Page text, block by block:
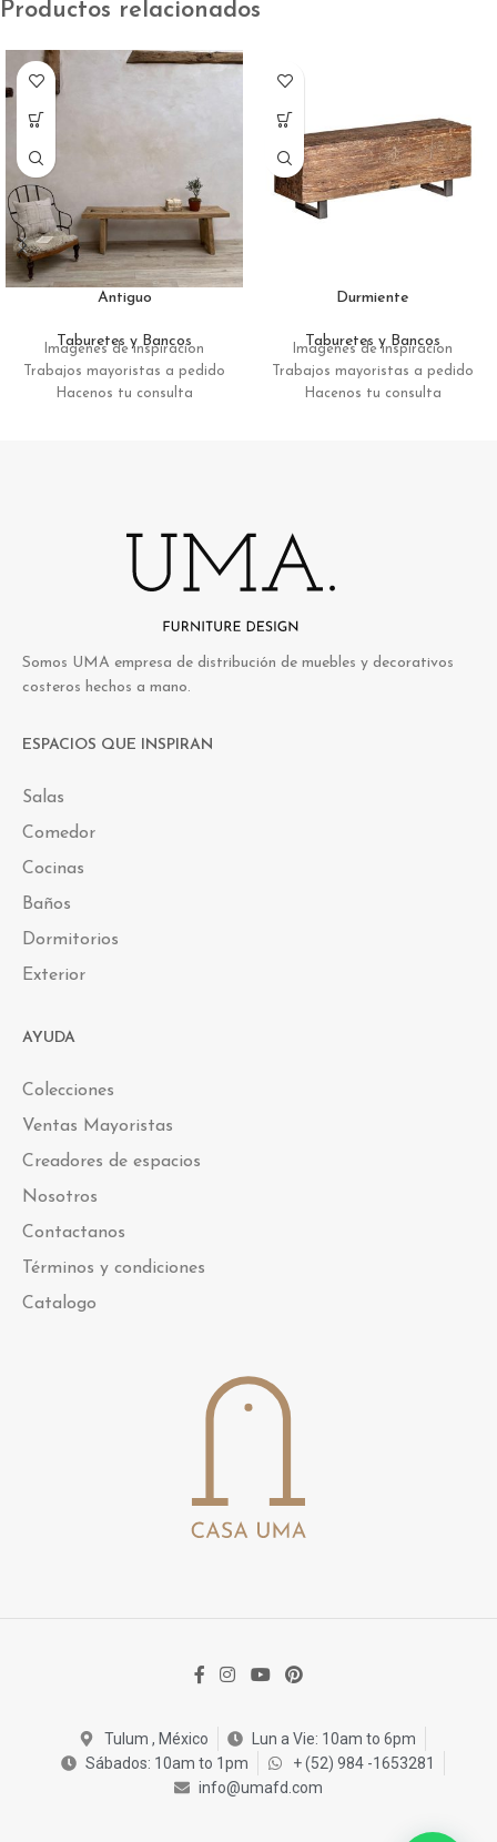
Productos relacionados
Antiguo
Taburetes y Bancos
Imagenes de inspiracion
Trabajos mayoristas a pedido
Hacenos tu consulta
Durmiente
Taburetes y Bancos
Imagenes de inspiracion
Trabajos mayoristas a pedido
Hacenos tu consulta
Somos UMA empresa de distribución de muebles y decorativos
costeros hechos a mano.
ESPACIOS QUE INSPIRAN
Salas
Comedor
Cocinas
Baños
Dormitorios
Exterior
AYUDA
Colecciones
Ventas Mayoristas
Creadores de espacios
Nosotros
Contactanos
Términos y condiciones
Catalogo
Tulum , México
Lun a Vie: 10am to 6pm
Sábados: 10am to 1pm
+ (52) 984 -1653281
info@umafd.com